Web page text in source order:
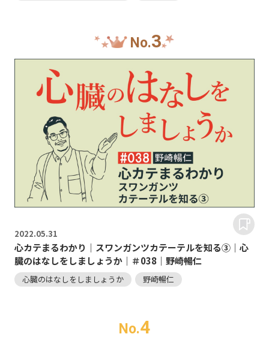
No.3
2022.05.31
心カテまるわかり｜スワンガンツカテーテルを知る③｜心
臓のはなしをしましょうか｜＃038｜野崎暢仁
心臓のはなしをしましょうか 野崎暢仁
No.4